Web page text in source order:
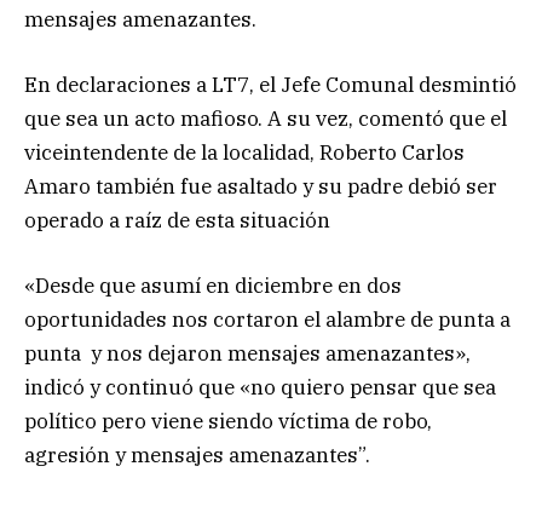
mensajes amenazantes.
En declaraciones a LT7, el Jefe Comunal desmintió
que sea un acto mafioso. A su vez, comentó que el
viceintendente de la localidad, Roberto Carlos
Amaro también fue asaltado y su padre debió ser
operado a raíz de esta situación
«Desde que asumí en diciembre en dos
oportunidades nos cortaron el alambre de punta a
punta y nos dejaron mensajes amenazantes»,
indicó y continuó que «no quiero pensar que sea
político pero viene siendo víctima de robo,
agresión y mensajes amenazantes”.